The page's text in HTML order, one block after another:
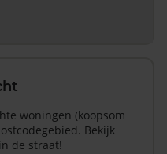
woningen (koopsom
Bekijk
de straat!